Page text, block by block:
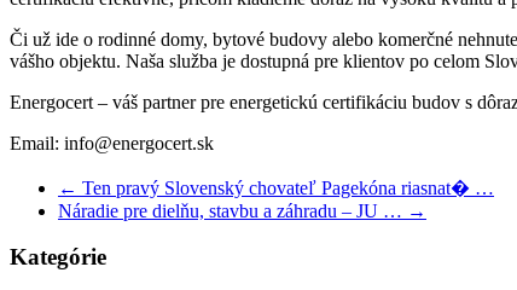
Či už ide o rodinné domy, bytové budovy alebo komerčné
vášho objektu. Naša služba je dostupná pre klientov po celom
Energocert – váš partner pre energetickú certifikáciu budov s
Email: info@energocert.sk
← Ten pravý Slovenský chovateľ Pagekóna riasnat� …
Náradie pre dielňu, stavbu a záhradu – JU … →
Kategórie